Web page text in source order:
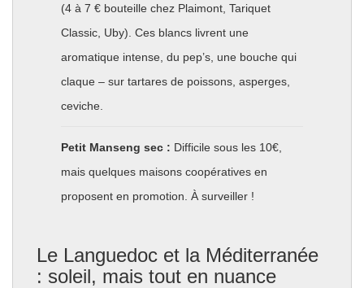
(4 à 7 € bouteille chez Plaimont, Tariquet
Classic, Uby). Ces blancs livrent une
aromatique intense, du pep’s, une bouche qui
claque – sur tartares de poissons, asperges,
ceviche.
Petit Manseng sec : Difficile sous les 10€,
mais quelques maisons coopératives en
proposent en promotion. À surveiller !
Le Languedoc et la Méditerranée
: soleil, mais tout en nuance